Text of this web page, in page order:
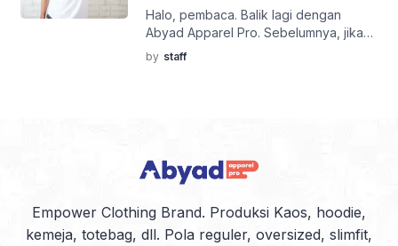
Halo, pembaca. Balik lagi dengan
Abyad Apparel Pro. Sebelumnya, jika
kalian berkunjung ke suatu Negara
atau daerah pernah tidak melihat
membuat baju khas daerahnya entah
itu berupa wisata alam atau sekedar
by staff
Empower Clothing Brand. Produksi Kaos, hoodie,
kemeja, totebag, dll. Pola reguler, oversized, slimfit,